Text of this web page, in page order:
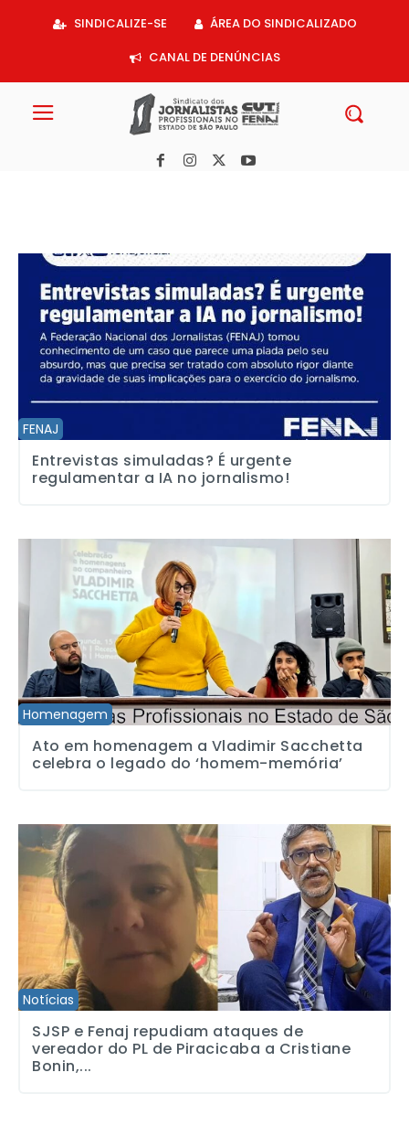
SINDICALIZE-SE
ÁREA DO SINDICALIZADO
CANAL DE DENÚNCIAS
FENAJ
Entrevistas simuladas? É urgente regulamentar a IA no jornalismo!
Entrevistas simuladas? É urgente
regulamentar a IA no jornalismo!
Homenagem
Ato em homenagem a Vladimir Sacchetta celebra o legado do
Ato em homenagem a Vladimir Sacchetta
celebra o legado do ‘homem-memória’
Notícias
SJSP e Fenaj repudiam ataques de vereador do PL de
SJSP e Fenaj repudiam ataques de
vereador do PL de Piracicaba a Cristiane
Bonin,...